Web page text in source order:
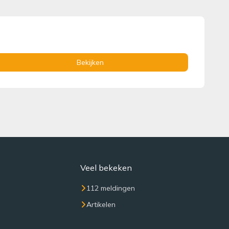
Bekijken
Veel bekeken
112 meldingen
Artikelen